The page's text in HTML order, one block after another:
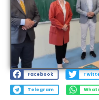
Facebook
Telegram